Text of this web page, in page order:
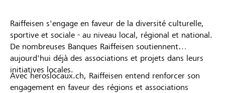
Raiffeisen s'engage en faveur de la diversité culturelle,
sportive et sociale - au niveau local, régional et national.
De nombreuses Banques Raiffeisen soutiennent
aujourd'hui déjà des associations et projets dans leurs
initiatives locales.
Avec heroslocaux.ch, Raiffeisen entend renforcer son
engagement en faveur des régions et associations